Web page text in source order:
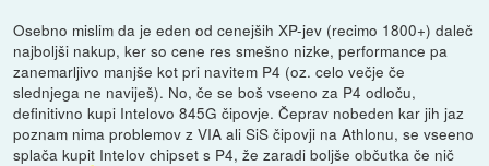
Osebno mislim da je eden od cenejših XP-jev (recimo 1800+) daleč
najboljši nakup, ker so cene res smešno nizke, performance pa
zanemarljivo manjše kot pri navitem P4 (oz. celo večje če
slednjega ne naviješ). No, če se boš vseeno za P4 odloču,
definitivno kupi Intelovo 845G čipovje. Čeprav nobeden kar jih jaz
poznam nima problemov z VIA ali SiS čipovji na Athlonu, se vseeno
splača kupit Intelov chipset s P4, že zaradi boljše občutka če nič